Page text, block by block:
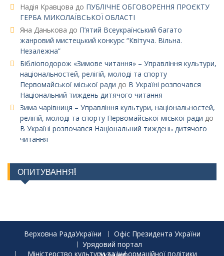
Надія Кравцова до ПУБЛІЧНЕ ОБГОВОРЕННЯ ПРОЄКТУ
ГЕРБА МИКОЛАЇВСЬКОЇ ОБЛАСТІ
Яна Данькова до П’ятий Всеукраїнський багато
жанровий мистецький конкурс “Квітуча. Вільна.
Незалежна”
Бібліоподорож «Зимове читання» – Управління культури,
національностей, релігій, молоді та спорту
Первомайської міської ради до В Україні розпочався
Національний тиждень дитячого читання
Зима чарівниця – Управління культури, національностей,
релігій, молоді та спорту Первомайської міської ради до
В Україні розпочався Національний тиждень дитячого
читання
ОПИТУВАННЯ!
Верховна РадаУкраїни
Офіс Президента України
Урядовий портал